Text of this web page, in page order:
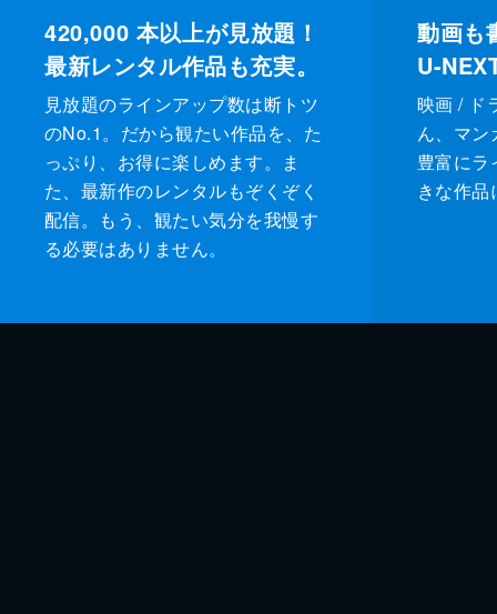
420,000 本以上が見放題！
最新レンタル作品も充実。
見放題のラインアップ数は断トツ
のNo.1。だから観たい作品を、た
っぷり、お得に楽しめます。ま
た、最新作のレンタルもぞくぞく
配信。もう、観たい気分を我慢す
る必要はありません。
動画も
U-
映画 / ド
ん、マン
豊富にラ
きな作